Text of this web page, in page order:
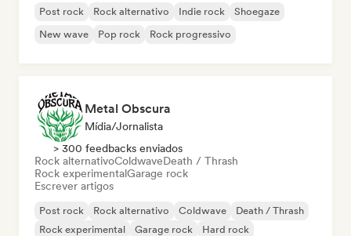
Post rock Rock alternativo Indie rock
Shoegaze
New wave
Pop rock Rock progressivo
Metal Obscura
Mídia/Jornalista
> 300 feedbacks enviados
Rock alternativoColdwaveDeath / Thrash
Rock experimentalGarage rock
Escrever artigos
Post rock Rock alternativo Coldwave
Death / Thrash
Rock experimental
Garage rock
Hard rock